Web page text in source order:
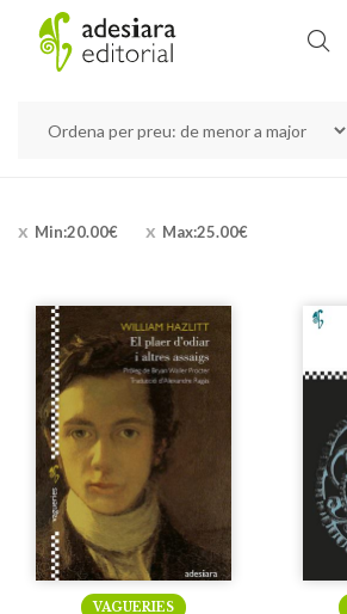
Min:20.00€ Max:25.00€
VAGUERIES